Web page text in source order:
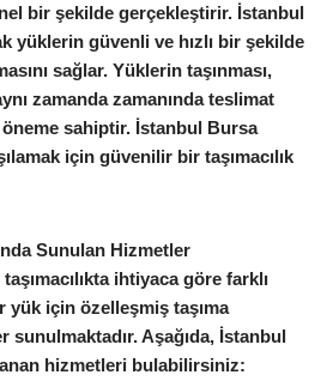
bir şekilde gerçekleştirir. İstanbul
yüklerin güvenli ve hızlı bir şekilde
sağlar. Yüklerin taşınması,
zamanda zamanında teslimat
öneme sahiptir. İstanbul Bursa
için güvenilir bir taşımacılık
Sunulan Hizmetler
ihtiyaca göre farklı
yük için özelleşmiş taşıma
sunulmaktadır. Aşağıda, İstanbul
hizmetleri bulabilirsiniz: